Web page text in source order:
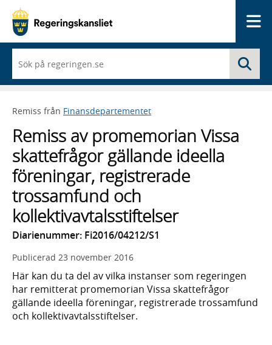
du
börjar
skriva
framträder
lista
med
sökförslag
Remiss från Finansdepartementet
Remiss av promemorian Vissa
skattefrågor gällande ideella
föreningar, registrerade
trossamfund och
kollektivavtalsstiftelser
Diarienummer: Fi2016/04212/S1
Publicerad 23 november 2016
Här kan du ta del av vilka instanser som regeringen
har remitterat promemorian Vissa skattefrågor
gällande ideella föreningar, registrerade trossamfund
och kollektivavtalsstiftelser.